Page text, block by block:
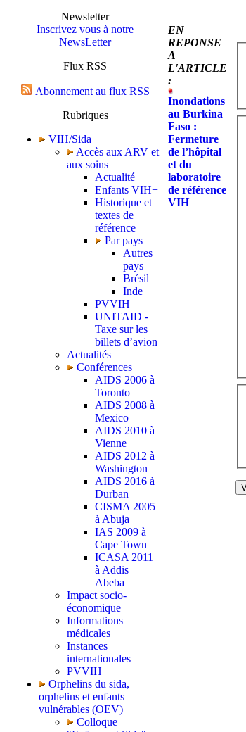
Newsletter
Inscrivez vous à notre
NewsLetter
Flux RSS
Abonnement au flux RSS
Rubriques
VIH/Sida
Accès aux ARV et
aux soins
Actualité
Enfants VIH+
Historique et
textes de
référence
Par pays
Autres
pays
Brésil
Inde
PVVIH
UNITAID -
Taxe sur les
billets d’avion
Actualités
Conférences
AIDS 2006 à
Toronto
AIDS 2008 à
Mexico
AIDS 2010 à
Vienne
AIDS 2012 à
Washington
AIDS 2016 à
Durban
CISMA 2005
à Abuja
IAS 2009 à
Cape Town
ICASA 2011
à Addis
Abeba
Impact socio-
économique
Informations
médicales
Instances
internationales
PVVIH
Orphelins du sida,
orphelins et enfants
vulnérables (OEV)
Colloque
EN
REPONSE
A
L'ARTICLE
:
Inondations
au Burkina
Faso :
Fermeture
de l’hôpital
et du
laboratoire
de référence
VIH